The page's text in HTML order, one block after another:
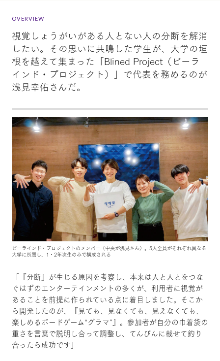
OVERVIEW
視覚しょうがいがある人とない人の分断を解消
したい。その思いに共鳴した学生が、大学の垣
根を越えて集まった「Blined Project（ビーラ
インド・プロジェクト）」で代表を務めるのが
浅見幸佑さんだ。
ビーラインド・プロジェクトのメンバー（中央が浅見さん）。5人全員がそれぞれ異なる
大学に所属し、1・2年次生のみで構成される
「『分断』が生じる原因を考察し、本来は人と人とをつな
ぐはずのエンターテインメントの多くが、利用者に視覚が
あることを前提に作られている点に着目しました。そこか
ら開発したのが、『見ても、見なくても、見えなくても、
楽しめるボードゲーム“グラマ”』。参加者が自分の巾着袋の
重さを言葉で説明し合って調整し、てんびんに載せて釣り
合ったら成功です」